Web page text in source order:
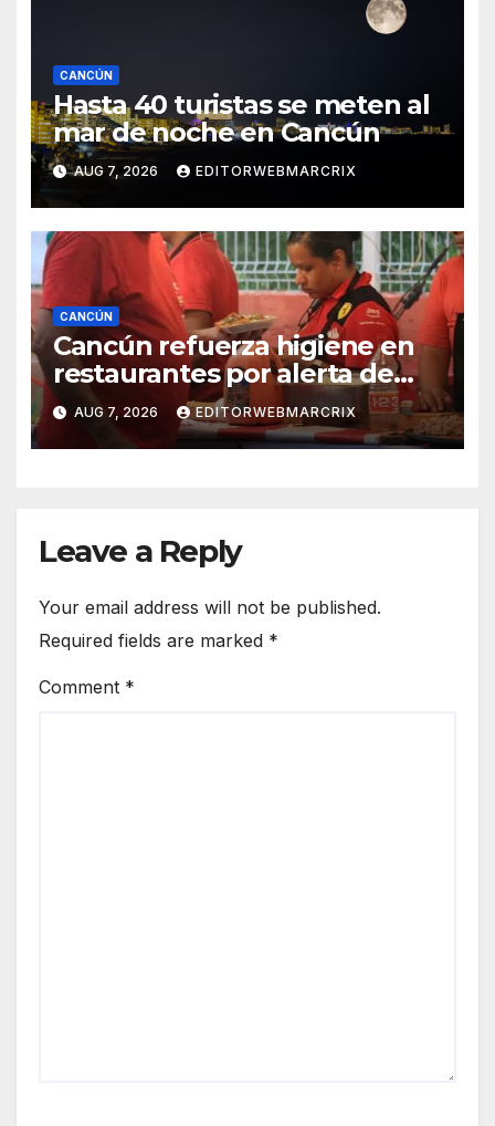
CANCÚN
Hasta 40 turistas se meten al
mar de noche en Cancún
AUG 7, 2026 EDITORWEBMARCRIX
CANCÚN
Cancún refuerza higiene en
restaurantes por alerta de
infecciones intestinales
AUG 7, 2026 EDITORWEBMARCRIX
Leave a Reply
Your email address will not be published.
Required fields are marked *
Comment *